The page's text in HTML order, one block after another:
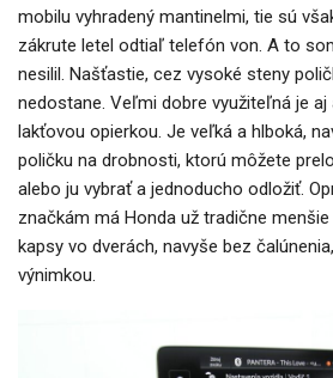
mobilu vyhradený mantinelmi, tie sú
zákrute letel odtiaľ telefón von. A to
nesilil. Našťastie, cez vysoké steny
nedostane. Veľmi dobre využiteľná je aj
lakťovou opierkou. Je veľká a hlboká,
poličku na drobnosti, ktorú môžete
alebo ju vybrať a jednoducho odložiť.
značkám má Honda už tradične
kapsy vo dverách, navyše bez
výnimkou.